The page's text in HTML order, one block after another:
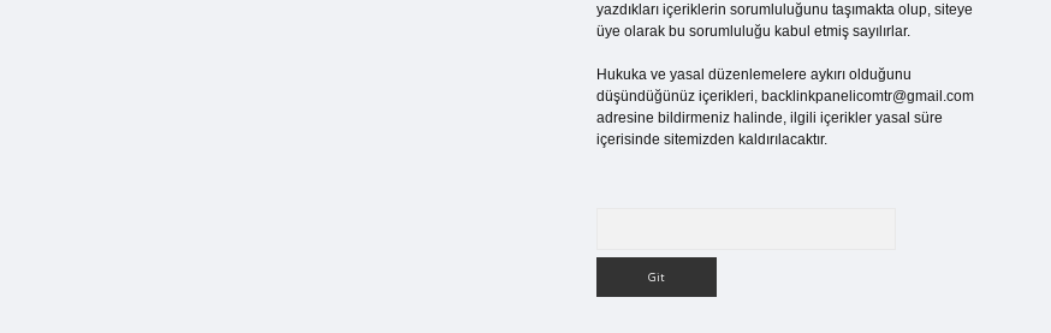
yazdıkları içeriklerin sorumluluğunu taşımakta olup, siteye
üye olarak bu sorumluluğu kabul etmiş sayılırlar.
Hukuka ve yasal düzenlemelere aykırı olduğunu
düşündüğünüz içerikleri, backlinkpanelicomtr@gmail.com
adresine bildirmeniz halinde, ilgili içerikler yasal süre
içerisinde sitemizden kaldırılacaktır.